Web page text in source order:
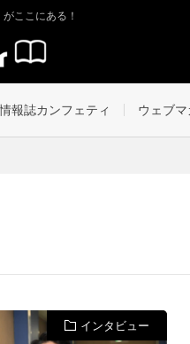
ここにある！
報誌カンフェティ ウェブ
インタビュー